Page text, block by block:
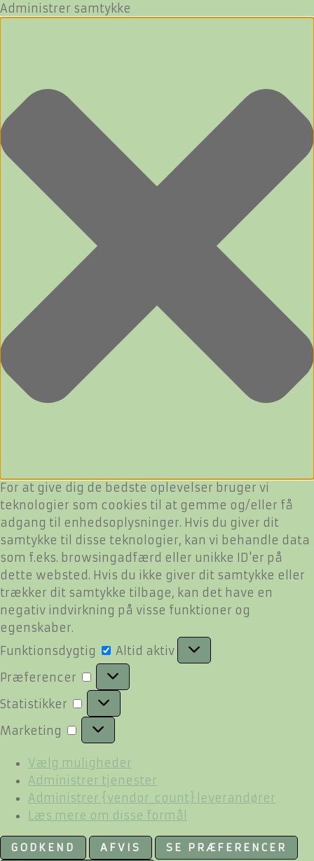
Administrer samtykke
For at give dig de bedste oplevelser bruger vi
teknologier som cookies til at gemme og/eller få
adgang til enhedsoplysninger. Hvis du giver dit
samtykke til disse teknologier, kan vi behandle data
som f.eks. browsingadfærd eller unikke ID'er på
dette websted. Hvis du ikke giver dit samtykke eller
trækker dit samtykke tilbage, kan det have en
negativ indvirkning på visse funktioner og
egenskaber.
Funktionsdygtig
Funktionsdygtig
Altid aktiv
Præferencer
Præferencer
Statistikker Statistikker
Marketing Marketing
Vælg muligheder
Administrer tjenester
Administrer {vendor_count} leverandører
Læs mere om disse formål
GODKEND AFVIS
SE PRÆFERENCER